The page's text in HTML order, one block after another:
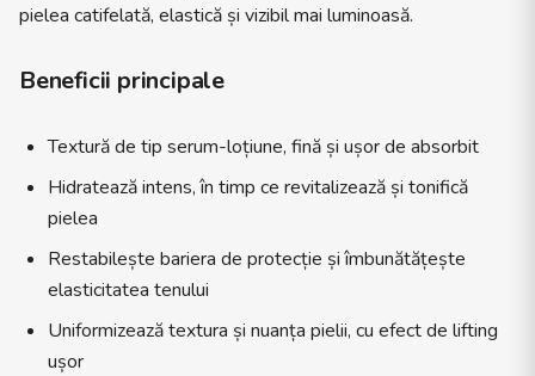
pielea catifelată, elastică și vizibil mai luminoasă.
Beneficii principale
Textură de tip serum-loțiune, fină și ușor de absorbit
Hidratează intens, în timp ce revitalizează și tonifică
pielea
Restabilește bariera de protecție și îmbunătățește
elasticitatea tenului
Uniformizează textura și nuanța pielii, cu efect de lifting
ușor